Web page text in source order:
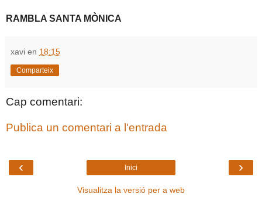
RAMBLA SANTA MÒNICA
xavi en 18:15
Comparteix
Cap comentari:
Publica un comentari a l'entrada
‹ ›
Inici
Visualitza la versió per a web